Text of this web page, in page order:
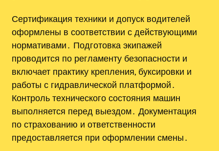
Сертификация техники и допуск водителей
оформлены в соответствии с действующими
нормативами․ Подготовка экипажей
проводится по регламенту безопасности и
включает практику крепления, буксировки и
работы с гидравлической платформой․
Контроль технического состояния машин
выполняется перед выездом․ Документация
по страхованию и ответственности
предоставляется при оформлении смены․